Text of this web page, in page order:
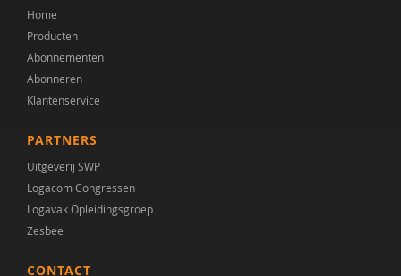
Home
Producten
Abonnementen
Abonneren
Klantenservice
PARTNERS
Uitgeverij SWP
Logacom Congressen
Logavak Opleidingsgroep
Zesbee
CONTACT